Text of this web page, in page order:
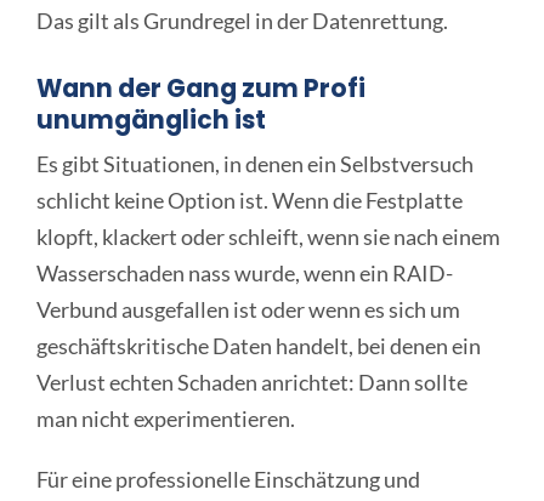
Das gilt als Grundregel in der Datenrettung.
Wann der Gang zum Profi
unumgänglich ist
Es gibt Situationen, in denen ein Selbstversuch
schlicht keine Option ist. Wenn die Festplatte
klopft, klackert oder schleift, wenn sie nach einem
Wasserschaden nass wurde, wenn ein RAID-
Verbund ausgefallen ist oder wenn es sich um
geschäftskritische Daten handelt, bei denen ein
Verlust echten Schaden anrichtet: Dann sollte
man nicht experimentieren.
Für eine professionelle Einschätzung und